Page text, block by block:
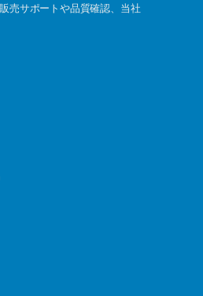
売サポートや品質確認、当社